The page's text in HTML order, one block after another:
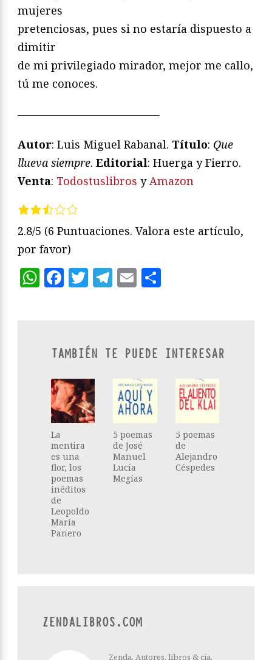
mujeres
pretenciosas, pues si no estaría dispuesto a
dimitir
de mi privilegiado mirador, mejor me callo,
tú me conoces.
—————————————
Autor: Luis Miguel Rabanal. Título: Que
llueva siempre. Editorial: Huerga y Fierro.
Venta: Todostuslibros yAmazon
2.8/5 (6 Puntuaciones. Valora este artículo,
por favor)
WhatsApp
Facebook
Twitter
Telegram
Email
TAMBIÉN TE PUEDE INTERESAR
La
mentira
es una
flor, los
poemas
inéditos
de
Leopoldo
María
Panero
5 poemas
de José
Manuel
Lucía
Megías
5 poemas
de
Alejandro
Céspedes
ZENDALIBROS.COM
Zenda. Autores, libros & cía.